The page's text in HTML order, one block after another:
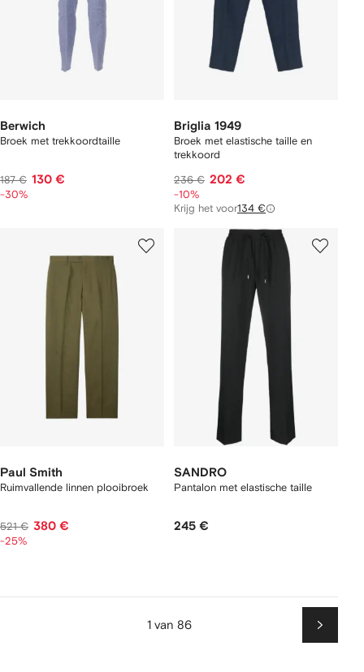
Berwich
Broek met trekkoordtaille
187 € 130 €
-30%
Briglia 1949
Broek met elastische taille en
trekkoord
236 € 202 €
-10%
Krijg het voor134 €
Paul Smith
Ruimvallende linnen plooibroek
521 € 380 €
-25%
SANDRO
Pantalon met elastische taille
245 €
1 van 86